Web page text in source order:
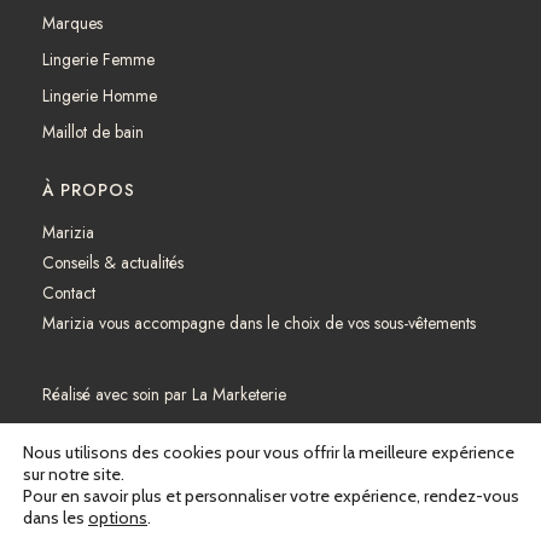
Marques
Lingerie Femme
Lingerie Homme
Maillot de bain
À PROPOS
Marizia
Conseils & actualités
Contact
Marizia vous accompagne dans le choix de vos sous-vêtements
Réalisé avec soin par La Marketerie
Mentions légales
Politique de confidentialité
Nous utilisons des cookies pour vous offrir la meilleure expérience
sur notre site.
Pour en savoir plus et personnaliser votre expérience, rendez-vous
dans les options.